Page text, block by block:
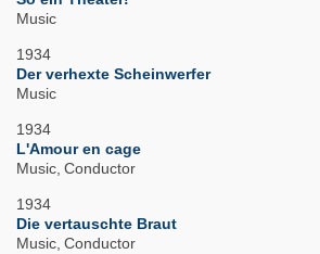
Music
1934
Der verhexte Scheinwerfer
Music
1934
L'Amour en cage
Music Conductor
1934
Die vertauschte Braut
Music Conductor